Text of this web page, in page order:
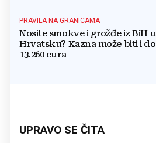
PRAVILA NA GRANICAMA
Nosite smokve i grožđe iz BiH u
Hrvatsku? Kazna može biti i do
13.260 eura
UPRAVO SE ČITA